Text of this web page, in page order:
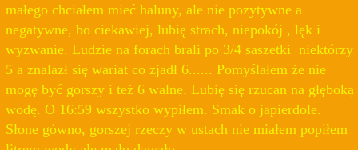
małego chciałem mieć haluny, ale nie pozytywne a
negatywne, bo ciekawiej, lubię strach, niepokój , lęk i
wyzwanie. Ludzie na forach brali po 3/4 saszetki niektórzy
5 a znalazł się wariat co zjadł 6...... Pomyślałem że nie
mogę być gorszy i też 6 walne. Lubię się rzucan na głęboką
wodę. O 16:59 wszystko wypiłem. Smak o japierdole.
Słone gówno, gorszej rzeczy w ustach nie miałem popiłem